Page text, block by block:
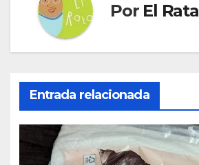
Por El Rata
Entrada relacionada